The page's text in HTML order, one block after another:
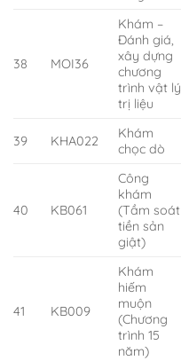
38 MOI36
Khám –
Đánh giá,
xây dựng
chương
trình vật lý
trị liệu
39 KHA022
Khám
chọc dò
40 KB061
Công
khám
(Tầm soát
tiền sản
giật)
41 KB009
Khám
hiếm
muộn
(Chương
trình 15
năm)